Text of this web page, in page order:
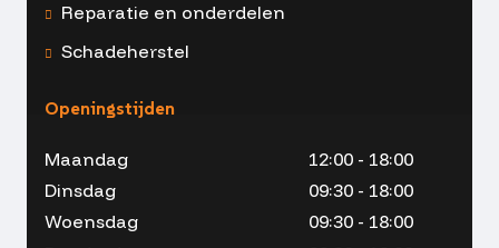
Reparatie en onderdelen
Schadeherstel
Openingstijden
Maandag
12:00 - 18:00
Dinsdag
09:30 - 18:00
Woensdag
09:30 - 18:00